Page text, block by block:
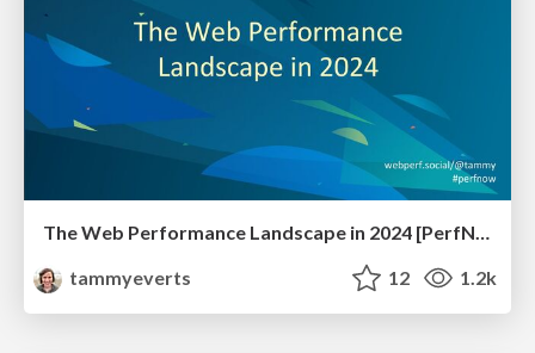
The Web Performance Landscape in 2024 [PerfNow 2024]
tammyeverts
12 1.2k